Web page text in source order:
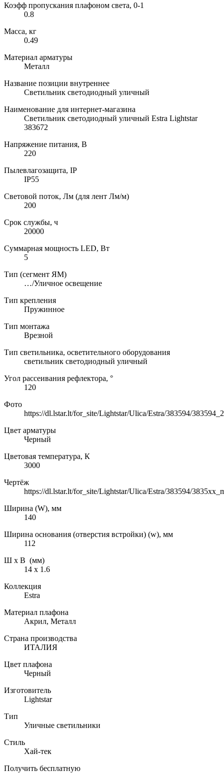
Коэфф пропускания плафоном света, 0-1
0.8
Масса, кг
0.49
Материал арматуры
Металл
Название позиции внутреннее
Светильник светодиодный уличный
Наименование для интернет-магазина
Светильник светодиодный уличный Estra Lightstar
383672
Напряжение питания, В
220
Пылевлагозащита, IP
IP55
Световой поток, Лм (для лент Лм/м)
200
Срок службы, ч
20000
Суммарная мощность LED, Вт
5
Тип (сегмент ЯМ)
…/Уличное освещение
Тип крепления
Пружинное
Тип монтажа
Врезной
Тип светильника, осветительного оборудования
светильник светодиодный уличный
Угол рассеивания рефлектора, °
120
Фото
https://dl.lstar.lt/for_site/Lightstar/Ulica/Estra/383594/
Цвет арматуры
Черный
Цветовая температура, К
3000
Чертёж
https://dl.lstar.lt/for_site/Lightstar/Ulica/Estra/383594/
Ширина (W), мм
140
Ширина основания (отверстия встройки) (w), мм
112
Ш х В (мм)
14 х 1.6
Коллекция
Estra
Материал плафона
Акрил, Металл
Страна производства
ИТАЛИЯ
Цвет плафона
Черный
Изготовитель
Lightstar
Тип
Уличные светильники
Стиль
Хай-тек
Получить бесплатную